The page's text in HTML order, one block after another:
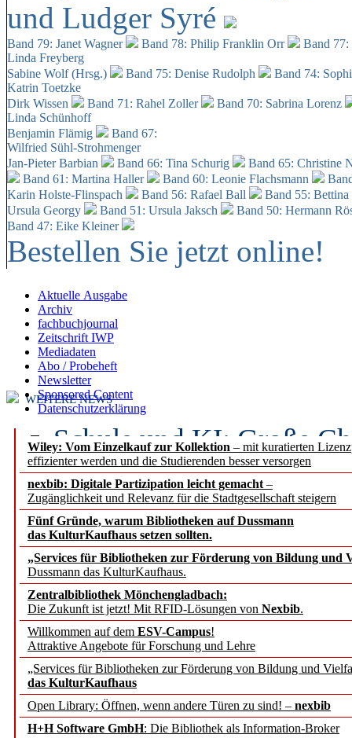
und Ludger Syré
Band 79: Janet Wagner Band 78: Philip Franklin Orr
Band
Linda Freyberg
Sabine Wolf (Hrsg.)
Band 75: Denise Rudolph
Band 74:
Katrin Toetzke
Dirk Wissen
Band 71: Rahel Zoller
Band 70: Sabrina Lorenz
Linda Schünhoff
Benjamin Flämig
Band 67:
Wilfried Sühl-Strohmenger
Jan-Pieter Barbian
Band 66: Tina Schurig
Band 65: Christine
Band 61: Martina Haller
Band 60: Leonie Flachsmann
Karin Holste-Flinspach
Band 56: Rafael Ball
Band 55:
Ursula Georgy
Band 51: Ursula Jaksch Band 50: Hermann
Band 47: Eike Kleiner
Bestellen Sie jetzt online!
Aktuelle Ausgabe
Archiv
fachbuchjournal
Zeitschrift IWP
Mediadaten
Abo / Probeheft
Newsletter
Sponsored Content
Datenschutzerklärung
Wiley: Vom Einzelkauf zur Kollektion – mit kuratierten
effizienter werden und die Studierenden besser versorgen
nexbib: Digitale Partizipation leicht gemacht –
Zugänglichkeit und Relevanz für die Stadtgesellschaft steigern
Fünf Gründe, warum Bibliotheken auf Dussmann
das KulturKaufhaus setzen sollten.
„Services für Bibliotheken zur Förderung von Bildung und
Dussmann das KulturKaufhaus.
Zentralbibliothek Mönchengladbach:
Die Zukunft ist jetzt! Mit RFID-Lösungen von Nexbib.
Willkommen auf dem ESV-Campus!
Attraktive Angebote für Forschung und Lehre
„Services für Bibliotheken zur Förderung von Bildung und
das KulturKaufhaus
Open Library: Öffnen, wenn andere Türen zu sind! – nexbib
H+H Software GmbH: Die Bibliothek als Information-Broker
WEITERE NEWS
Schule und KI: Große
Voraussetzungen
Erfolgreiches erstes
Segment Research –
angepasst
konstruktiv!
Mohr Siebeck
und die Zeitschrift für